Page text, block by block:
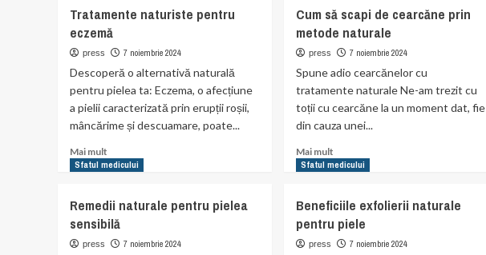
pielii
în
rece
să
îți
îmbunătățești
pielii
prin
metode
naturale
Tratamente naturiste pentru
eczemă
press 7 noiembrie 2024
Descoperă o alternativă naturală
pentru pielea ta: Eczema, o afecțiune
a pielii caracterizată prin erupții roșii,
mâncărime și descuamare, poate...
Mai mult
more
naturiste
pentru
eczemă
Cum să scapi de cearcăne prin
metode naturale
press 7 noiembrie 2024
Spune adio cearcănelor cu
tratamente naturale Ne-am trezit cu
toții cu cearcăne la un moment dat, fie
din cauza unei...
Mai mult
more
să
scapi
de
Sfatul medicului
Remedii naturale pentru pielea
sensibilă
press 7 noiembrie 2024
Sfatul medicului
Beneficiile exfolierii naturale
pentru piele
press 7 noiembrie 2024